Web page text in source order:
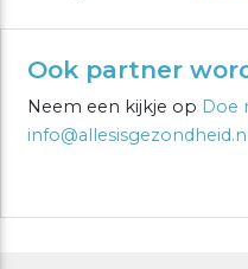
Ook partner
Neem een kijkje op Doe